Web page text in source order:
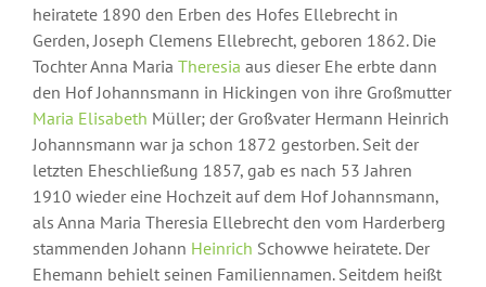
heiratete 1890 den Erben des Hofes Ellebrecht in
Gerden, Joseph Clemens Ellebrecht, geboren 1862. Die
Tochter Anna Maria Theresia aus dieser Ehe erbte dann
den Hof Johannsmann in Hickingen von ihre Großmutter
Maria Elisabeth Müller; der Großvater Hermann Heinrich
Johannsmann war ja schon 1872 gestorben. Seit der
letzten Eheschließung 1857, gab es nach 53 Jahren
1910 wieder eine Hochzeit auf dem Hof Johannsmann,
als Anna Maria Theresia Ellebrecht den vom Harderberg
stammenden Johann Heinrich Schowwe heiratete. Der
Ehemann behielt seinen Familiennamen. Seitdem heißt